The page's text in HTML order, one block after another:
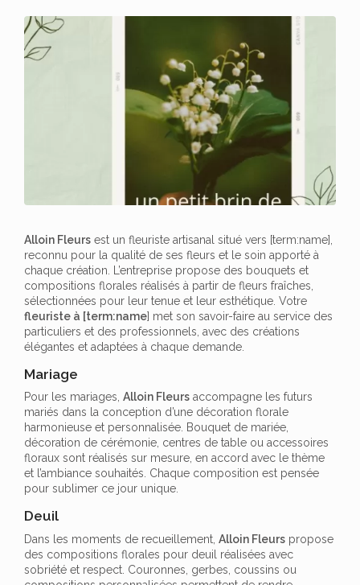
Alloin Fleurs est un fleuriste artisanal situé vers [term:name],
reconnu pour la qualité de ses fleurs et le soin apporté à
chaque création. L’entreprise propose des bouquets et
compositions florales réalisés à partir de fleurs fraîches,
sélectionnées pour leur tenue et leur esthétique. Votre
fleuriste à [term:name] met son savoir-faire au service des
particuliers et des professionnels, avec des créations
élégantes et adaptées à chaque demande.
Mariage
Pour les mariages, Alloin Fleurs accompagne les futurs
mariés dans la conception d’une décoration florale
harmonieuse et personnalisée. Bouquet de mariée,
décoration de cérémonie, centres de table ou accessoires
floraux sont réalisés sur mesure, en accord avec le thème
et l’ambiance souhaités. Chaque composition est pensée
pour sublimer ce jour unique.
Deuil
Dans les moments de recueillement, Alloin Fleurs propose
des compositions florales pour deuil réalisées avec
sobriété et respect. Couronnes, gerbes, coussins ou